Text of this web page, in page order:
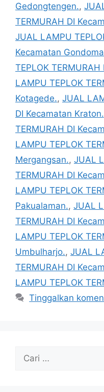
Gedongtengen.,
TERMURAH DI
JUAL LAMPU
Kecamatan
TEPLOK
LAMPU TEPLOK
Kotagede., JUAL
DI Kecamatan Kraton.
TERMURAH DI
LAMPU TEPLOK
Mergangsan., JUAL
TERMURAH DI
LAMPU TEPLOK
Pakualaman., JUAL
TERMURAH DI
LAMPU TEPLOK
Umbulharjo., JUAL
TERMURAH DI
LAMPU TEPLOK
Tinggalkan
untuk: